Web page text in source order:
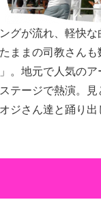
グが流れ、軽快
ままの司教さん
。地元で人気の
テージで熱演。
ジさん達と踊り